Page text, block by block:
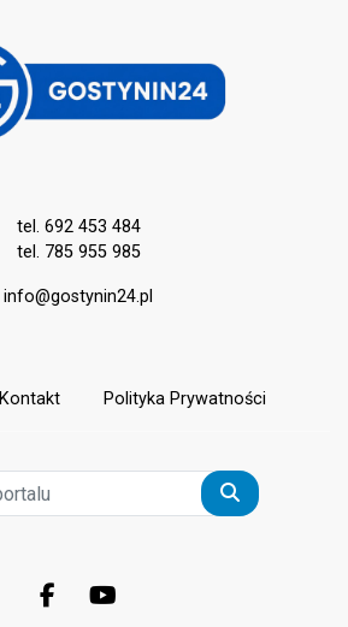
tel. 692 453 484
tel. 785 955 985
info@gostynin24.pl
Kontakt Polityka Prywatności
Szukaj
Facebook.com
Youtube.com